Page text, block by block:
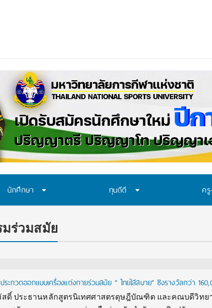
นักศึกษา ทุนดีดี ค
ร่วมสมัย
กวดออกแบบเครื่องแต่งกายร่วมสมัย “ ไทยใส่สบาย” ชิงรางวัลกว่า
สดิ์ ประธานหลักสูตรนิเทศศาสตรดุษฎีบัณฑิต และคณบดีวิทย